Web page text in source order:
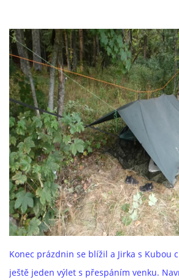
BAZAR
PŘEHLED ZÁVODŮ
JEN PRO TRENÉRY
ZE ŽIVOTA BAJKERŮ
ROK 2024
ROK 2023
Konec prázdnin se blížil a Jirka s Kubou
ještě jeden výlet s přespáním venku.